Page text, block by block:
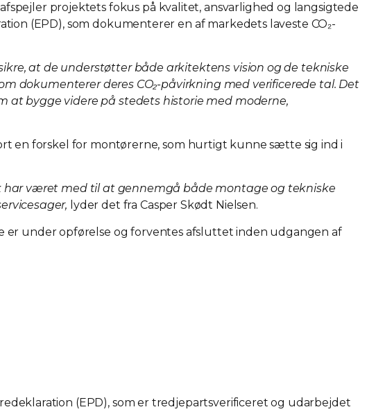
projektets fokus på kvalitet, ansvarlighed og langsigtede
(EPD), som dokumenterer en af markedets laveste CO₂-
at de understøtter både arkitektens vision og de tekniske
dokumenterer deres CO₂-påvirkning med verificerede tal. Det
at bygge videre på stedets historie med moderne,
en forskel for montørerne, som hurtigt kunne sætte sig ind i
har været med til at gennemgå både montage og tekniske
lyder det fra Casper Skødt Nielsen.
er under opførelse og forventes afsluttet inden udgangen af
(EPD), som er tredjepartsverificeret og udarbejdet